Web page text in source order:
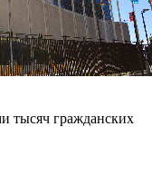
тысяч гражданских